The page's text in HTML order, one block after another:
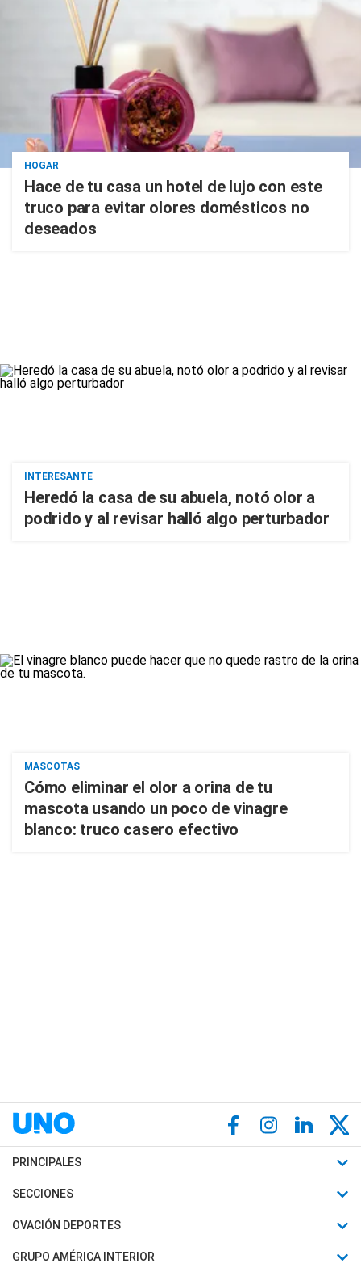
HOGAR
Hace de tu casa un hotel de lujo con este
truco para evitar olores domésticos no
deseados
INTERESANTE
Heredó la casa de su abuela, notó olor a
podrido y al revisar halló algo perturbador
MASCOTAS
Cómo eliminar el olor a orina de tu
mascota usando un poco de vinagre
blanco: truco casero efectivo
PRINCIPALES
Últimas Noticias
Política
SECCIONES
Horóscopo
Motores
OVACIÓN DEPORTES
Fútbol
GRUPO AMÉRICA INTERIOR